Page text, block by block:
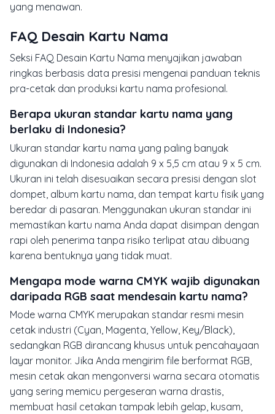
yang menawan.
FAQ Desain Kartu Nama
Seksi FAQ Desain Kartu Nama menyajikan jawaban
ringkas berbasis data presisi mengenai panduan teknis
pra-cetak dan produksi kartu nama profesional.
Berapa ukuran standar kartu nama yang
berlaku di Indonesia?
Ukuran standar kartu nama yang paling banyak
digunakan di Indonesia adalah 9 x 5,5 cm atau 9 x 5 cm.
Ukuran ini telah disesuaikan secara presisi dengan slot
dompet, album kartu nama, dan tempat kartu fisik yang
beredar di pasaran. Menggunakan ukuran standar ini
memastikan kartu nama Anda dapat disimpan dengan
rapi oleh penerima tanpa risiko terlipat atau dibuang
karena bentuknya yang tidak muat.
Mengapa mode warna CMYK wajib digunakan
daripada RGB saat mendesain kartu nama?
Mode warna CMYK merupakan standar resmi mesin
cetak industri (Cyan, Magenta, Yellow, Key/Black),
sedangkan RGB dirancang khusus untuk pencahayaan
layar monitor. Jika Anda mengirim file berformat RGB,
mesin cetak akan mengonversi warna secara otomatis
yang sering memicu pergeseran warna drastis,
membuat hasil cetakan tampak lebih gelap, kusam,